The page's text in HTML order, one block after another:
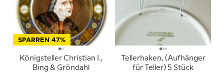
SPARREN 47%
Königsteller Christian I.,
Bing & Gröndahl
Tellerhaken, (Aufhänger
für Teller) 5 Stück